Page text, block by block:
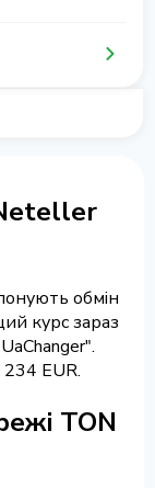
обмін
курс зараз
EUR.
TON